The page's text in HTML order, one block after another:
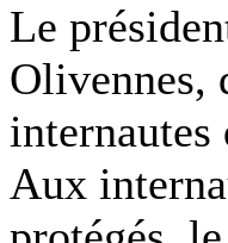
Le
Olivennes,
Aux